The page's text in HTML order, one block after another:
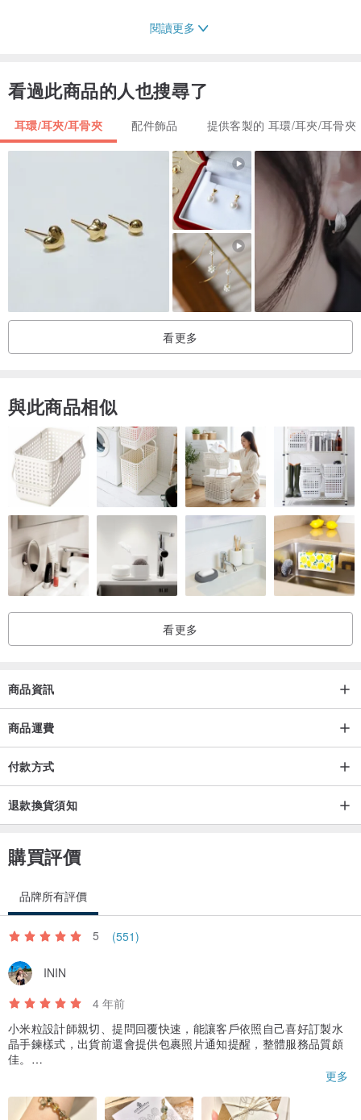
★ 品牌質感禮盒，需另外加購
加購連結:www.pinkoi.com/product/T3kVeiZR
| 一般包裝 |
01: 霧面磨砂盒 / 02: 經典牛皮紙盒
● 請勿在洗澡、游泳、泡溫泉、大量出汗時配戴
● 不配戴時，請將飾品裝入夾鏈袋中收藏，隔絕空氣和水分防止快速
氧化
＃注意
● 商品皆為實物拍攝，每種顯示器的色彩表現不一樣，難免有些許色
差，以實際收到的實物為準
● 每顆天然石、珠珠的紋理、排列樣式和大小無法完全相同，每副耳
環都是手工製作，無法像工廠一樣做到完美無瑕疵
● 手工耳環製作時間為1-3天，商品寄出時間為收到訂單後的5日內
台灣Taiwan / 手工製作Handmade
閱讀更多
看過此商品的人也搜尋了
耳環/耳夾/耳骨夾 配件飾品 提供客製的 耳環/耳夾/耳骨夾
看更多
與此商品相似
看更多
商品資訊
商品運費
付款方式
退款換貨須知
購買評價
品牌所有評價
5 (551)
ININ
4 年前
小米粒設計師親切、提問回覆快速，能讓客戶依照自己喜好訂製水
晶手鍊樣式，出貨前還會提供包裹照片通知提醒，整體服務品質頗
佳。
以客製首飾而言，到貨速度算快，包裝完整且精緻用心，開箱看到
撇去自己手笨不太會使用龍蝦扣，手鍊本身沒什麼好挑剔，選用搭
更多